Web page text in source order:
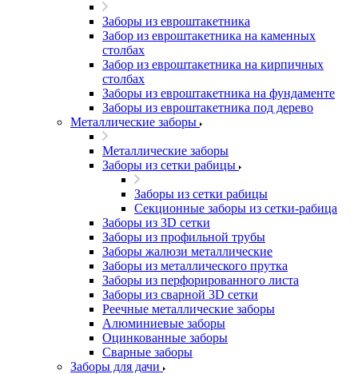
Заборы из евроштакетника
Забор из евроштакетника на каменных
столбах
Забор из евроштакетника на кирпичных
столбах
Заборы из евроштакетника на фундаменте
Заборы из евроштакетника под дерево
Металлические заборы
Металлические заборы
Заборы из сетки рабицы
Заборы из сетки рабицы
Секционные заборы из сетки-рабица
Заборы из 3D сетки
Заборы из профильной трубы
Заборы жалюзи металлические
Заборы из металлического прутка
Заборы из перфорированного листа
Заборы из сварной 3D сетки
Реечные металлические заборы
Алюминиевые заборы
Оцинкованные заборы
Сварные заборы
Заборы для дачи